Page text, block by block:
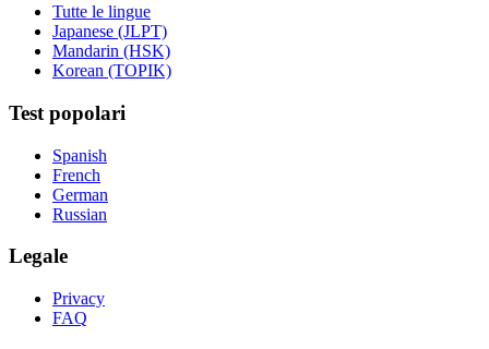
Tutte le lingue
Japanese (JLPT)
Mandarin (HSK)
Korean (TOPIK)
Test popolari
Spanish
French
German
Russian
Legale
Privacy
FAQ